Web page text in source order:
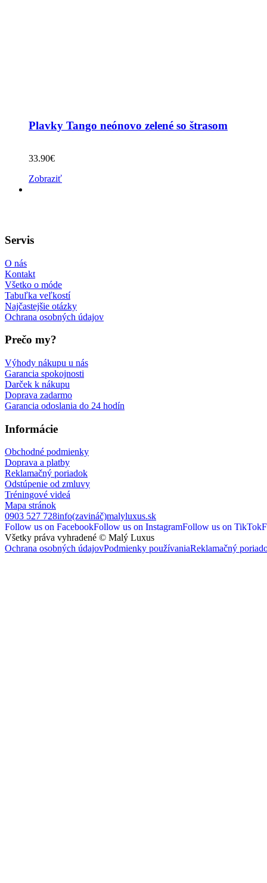
Plavky Tango neónovo zelené so štrasom
33.90€
Zobraziť
Servis
O nás
Kontakt
Všetko o móde
Tabuľka veľkostí
Najčastejšie otázky
Ochrana osobných údajov
Prečo my?
Výhody nákupu u nás
Garancia spokojnosti
Darček k nákupu
Doprava zadarmo
Garancia odoslania do 24 hodín
Informácie
Obchodné podmienky
Doprava a platby
Reklamačný poriadok
Odstúpenie od zmluvy
Tréningové videá
Mapa stránok
0903 527 728info(zavináč)malyluxus.sk
Follow us on FacebookFollow us on InstagramFollow us on TikTok
Všetky práva vyhradené © Malý Luxus
Ochrana osobných údajovPodmienky používaniaReklamačný